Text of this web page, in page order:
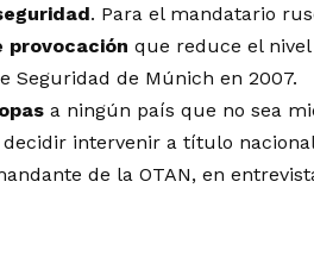
. Para el mandatario
provocación que reduce el
Seguridad de Múnich en 2007.
a ningún país que no sea
decidir intervenir a título
de la OTAN, en